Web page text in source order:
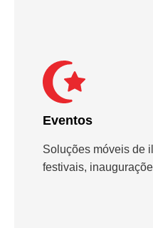
Eventos
Soluções móveis de
festivais,